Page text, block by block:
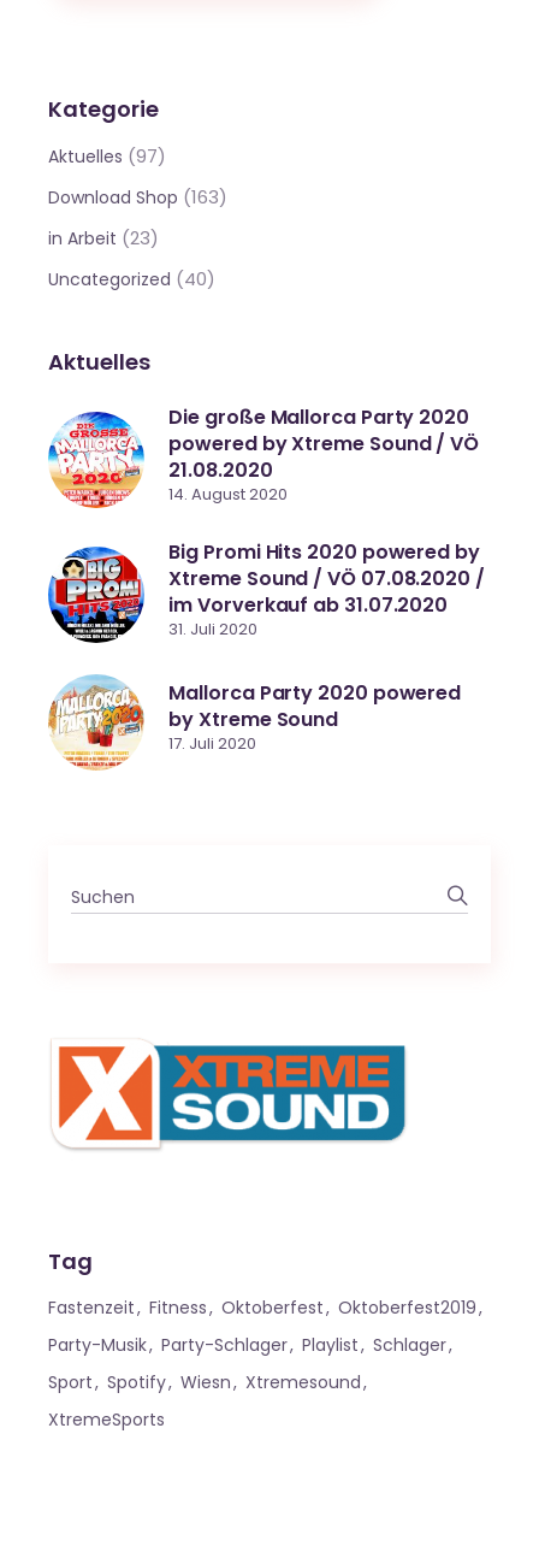
Kategorie
Aktuelles (97)
Download Shop (163)
in Arbeit (23)
Uncategorized (40)
Aktuelles
Die große Mallorca Party 2020
powered by Xtreme Sound / VÖ
21.08.2020
14. August 2020
Big Promi Hits 2020 powered by
Xtreme Sound / VÖ 07.08.2020 /
im Vorverkauf ab 31.07.2020
31. Juli 2020
Mallorca Party 2020 powered
by Xtreme Sound
17. Juli 2020
Search
for:
Tag
Fastenzeit Fitness Oktoberfest
Oktoberfest2019
Party-Musik
Party-Schlager Playlist
Schlager
Sport
Spotify Wiesn
Xtremesound
XtremeSports